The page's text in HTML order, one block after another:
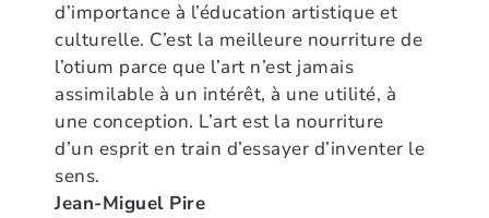
d’importance à l’éducation artistique et
culturelle. C’est la meilleure nourriture de
l’otium parce que l’art n’est jamais
assimilable à un intérêt, à une utilité, à
une conception. L’art est la nourriture
d’un esprit en train d’essayer d’inventer le
sens.
Jean-Miguel Pire